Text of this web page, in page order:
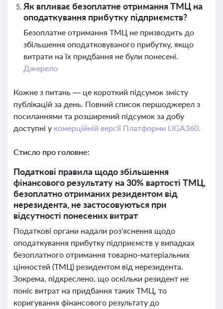
Як впливає безоплатне отримання ТМЦ на
оподаткування прибутку підприємств?
Безоплатне отримання ТМЦ не призводить до
збільшення оподатковуваного прибутку, якщо
витрати на їх придбання не були понесені.
Джерело
Кожне з питань — це короткий підсумок змісту
публікацій за день. Повний список першоджерел з
посиланнями та розширений підсумок за добу
доступні у комерційній версії Платформи LIGA360.
Стисло про головне:
Податкові правила щодо збільшення
фінансового результату на 30% вартості ТМЦ,
безоплатно отриманих резидентом від
нерезидента, не застосовуються при
відсутності понесених витрат
Податкові органи надали роз'яснення щодо
оподаткування прибутку підприємств у випадках
безоплатного отримання товарно-матеріальних
цінностей (ТМЦ) резидентом від нерезидента.
Зокрема, підкреслено, що оскільки резидент не
поніс витрат на придбання таких ТМЦ, то
коригування фінансового результату до